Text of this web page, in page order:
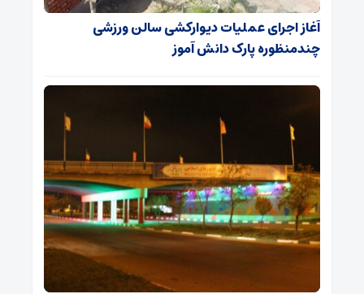
آغاز اجرای عملیات دیوارکشی سالن ورزشی
چندمنظوره پارک دانش آموز